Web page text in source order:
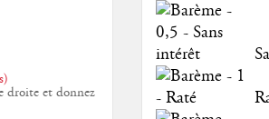
droite et donnez